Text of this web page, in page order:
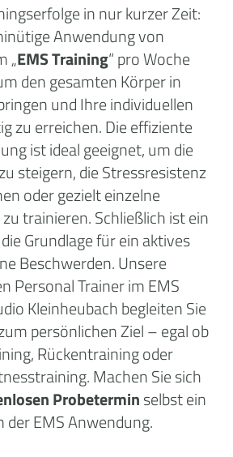
in nur kurzer Zeit:
Anwendung von
„EMS Training“ pro Woche
den gesamten Körper in
und Ihre individuellen
zu erreichen. Die effiziente
ist ideal geeignet, um die
steigern, die Stressresistenz
oder gezielt einzelne
trainieren. Schließlich ist ein
die Grundlage für ein aktives
Beschwerden. Unsere
Personal Trainer im EMS
Kleinheubach begleiten Sie
persönlichen Ziel – egal ob
Rückentraining oder
Machen Sie sich
Probeterminselbst ein
der EMS Anwendung.